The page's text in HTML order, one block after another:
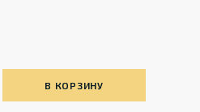
В КОРЗИНУ